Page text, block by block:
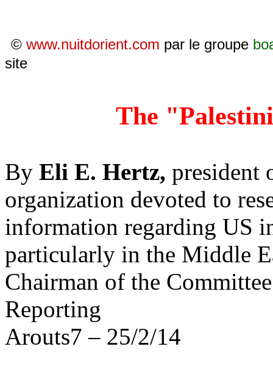
© www.nuitdorient.com par le groupe
site
The
By Eli E. Hertz, president
organization devoted to
information regarding US
particularly in the Middle
Chairman of the
Reporting
Arouts7 – 25/2/14